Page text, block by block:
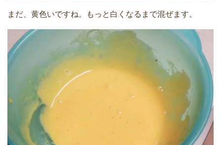
まだ、黄色いですね。もっと白くなるまで混ぜます。